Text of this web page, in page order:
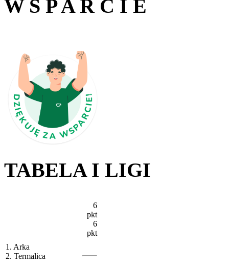
W S P A R C I E
TABELA I LIGI
1. Arka
2. Termalica
6
pkt
6
pkt